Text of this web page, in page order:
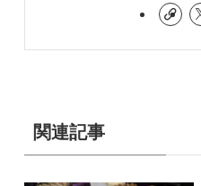
関連記事